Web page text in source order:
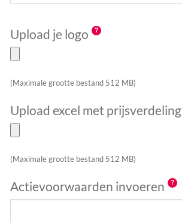
Upload je logo
(Maximale grootte bestand 512 MB)
Upload excel met prijsverdeling
(Maximale grootte bestand 512 MB)
Actievoorwaarden invoeren